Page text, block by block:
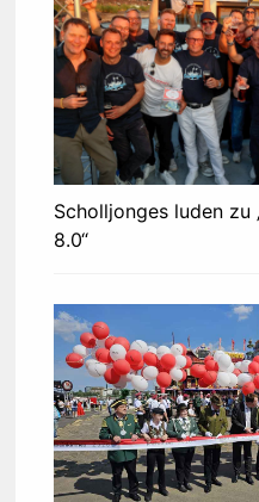
Scholljonges luden zu
8.0“